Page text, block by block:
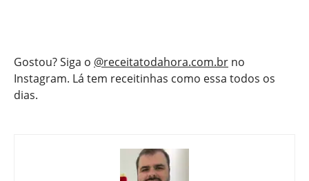
Gostou? Siga o @receitatodahora.com.br no
Instagram. Lá tem receitinhas como essa todos os
dias.